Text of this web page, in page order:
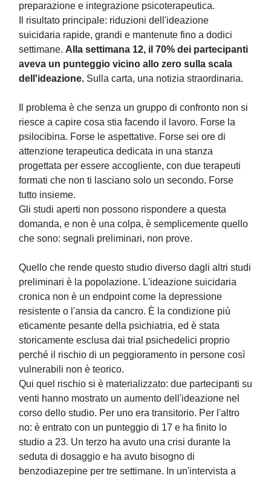
preparazione e integrazione psicoterapeutica.
Il risultato principale: riduzioni dell'ideazione
suicidaria rapide, grandi e mantenute fino a dodici
settimane. Alla settimana 12, il 70% dei partecipanti
aveva un punteggio vicino allo zero sulla scala
dell'ideazione. Sulla carta, una notizia straordinaria.
Il problema è che senza un gruppo di confronto non si
riesce a capire cosa stia facendo il lavoro. Forse la
psilocibina. Forse le aspettative. Forse sei ore di
attenzione terapeutica dedicata in una stanza
progettata per essere accogliente, con due terapeuti
formati che non ti lasciano solo un secondo. Forse
tutto insieme.
Gli studi aperti non possono rispondere a questa
domanda, e non è una colpa, è semplicemente quello
che sono: segnali preliminari, non prove.
Quello che rende questo studio diverso dagli altri studi
preliminari è la popolazione. L'ideazione suicidaria
cronica non è un endpoint come la depressione
resistente o l'ansia da cancro. È la condizione più
eticamente pesante della psichiatria, ed è stata
storicamente esclusa dai trial psichedelici proprio
perché il rischio di un peggioramento in persone così
vulnerabili non è teorico.
Qui quel rischio si è materializzato: due partecipanti su
venti hanno mostrato un aumento dell'ideazione nel
corso dello studio. Per uno era transitorio. Per l'altro
no: è entrato con un punteggio di 17 e ha finito lo
studio a 23. Un terzo ha avuto una crisi durante la
seduta di dosaggio e ha avuto bisogno di
benzodiazepine per tre settimane. In un'intervista a